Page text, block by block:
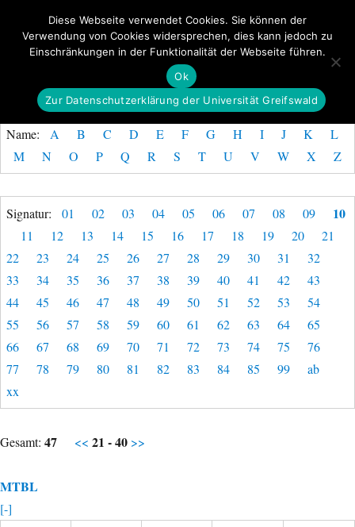
GeoGREIF MENÜ
Name: A B C D E F G H I J K
L
M
N O P Q R S T U V W X Z
Signatur: 01 02 03 04 05 06 07 08 09 10
11 12 13 14 15 16 17 18 19 20
21
22
23 24 25 26 27 28 29 30 31
32
33
34 35 36 37 38 39 40 41 42
43
44
45 46 47 48 49 50 51 52 53
54
55
56 57 58 59 60 61 62 63 64
65
66
67 68 69 70 71 72 73 74 75
76
77
78 79 80 81 82 83 84 85 99
ab
xx
Gesamt: 47 << 21 - 40 >>
MTBL
[-]
Diese Webseite verwendet Cookies. Sie können der
Verwendung von Cookies widersprechen, dies kann jedoch zu
Einschränkungen in der Funktionalität der Webseite führen.
Ok
Zur Datenschutzerklärung der Universität Greifswald